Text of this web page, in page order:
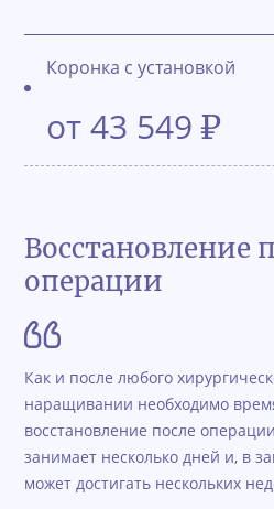
Коронка с установкой
от 43 549 ₽
Восстановление
операции
Как и после любого
наращивании необходимо
восстановление после
занимает несколько дней и, в
может достигать нескольких